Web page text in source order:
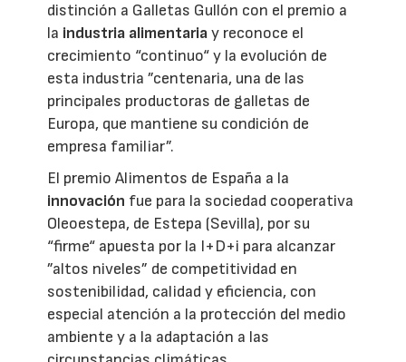
distinción a Galletas Gullón con el premio a
la industria alimentariay reconoce el
crecimiento “continuo“ y la evolución de
esta industria ”centenaria, una de las
principales productoras de galletas de
Europa, que mantiene su condición de
empresa familiar”.
El premio Alimentos de España a la
innovación fue para la sociedad cooperativa
Oleoestepa, de Estepa (Sevilla), por su
“firme“ apuesta por la I+D+i para alcanzar
”altos niveles” de competitividad en
sostenibilidad, calidad y eficiencia, con
especial atención a la protección del medio
ambiente y a la adaptación a las